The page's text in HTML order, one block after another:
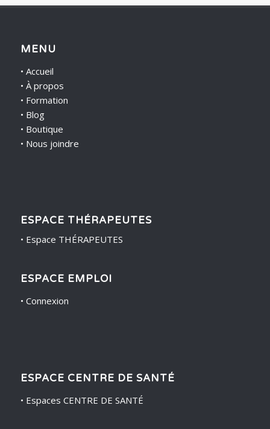
MENU
• Accueil
• À propos
• Formation
• Blog
• Boutique
• Nous joindre
ESPACE THÉRAPEUTES
• Espace THÉRAPEUTES
ESPACE EMPLOI
• Connexion
ESPACE CENTRE DE SANTÉ
• Espaces CENTRE DE SANTÉ